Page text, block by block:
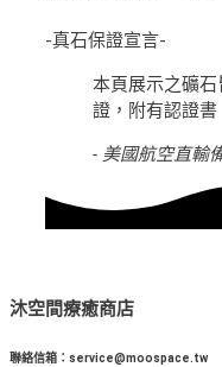
-真石保證宣言-
本頁展示之礦
證，附有認證書
- 美國航空直輸
沐空間療癒商店
聯絡信箱：service@moospace.tw